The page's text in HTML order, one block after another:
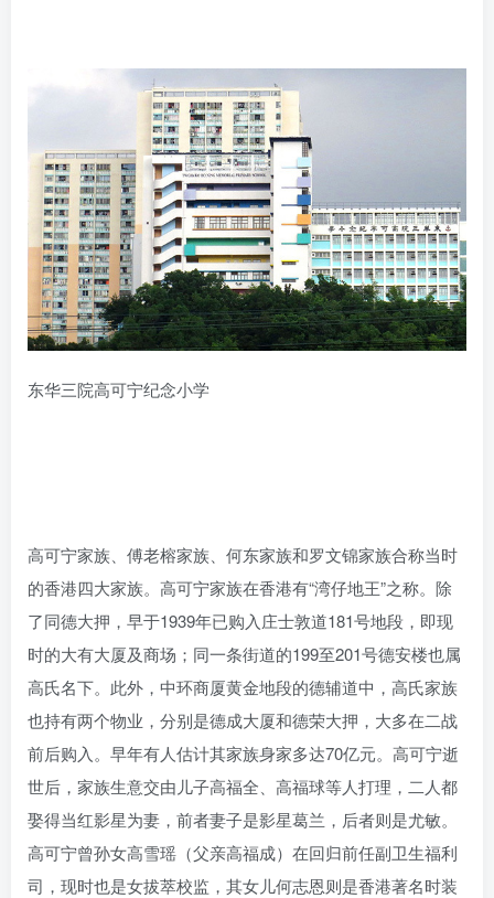
东华三院高可宁纪念小学
高可宁家族、傅老榕家族、何东家族和罗文锦家族合称当时
的香港四大家族。高可宁家族在香港有“湾仔地王”之称。除
了同德大押，早于1939年已购入庄士敦道181号地段，即现
时的大有大厦及商场；同一条街道的199至201号德安楼也属
高氏名下。此外，中环商厦黄金地段的德辅道中，高氏家族
也持有两个物业，分别是德成大厦和德荣大押，大多在二战
前后购入。早年有人估计其家族身家多达70亿元。高可宁逝
世后，家族生意交由儿子高福全、高福球等人打理，二人都
娶得当红影星为妻，前者妻子是影星葛兰，后者则是尤敏。
高可宁曾孙女高雪瑶（父亲高福成）在回归前任副卫生福利
司，现时也是女拔萃校监，其女儿何志恩则是香港著名时装